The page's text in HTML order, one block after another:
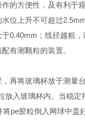
的方便性，及有利于
水位上升不可超过
于0.40mm ；线径越粗，
有测颗粒的装置。
再将玻璃杯放于测量
放入玻璃杯内。当稳定
将pe胶粒倒入网球中盖